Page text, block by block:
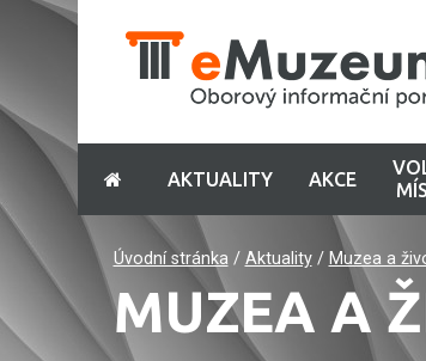
AKTUALITY AKCE
Úvodní stránka/ Aktuality/ Muzea a
MUZEA A